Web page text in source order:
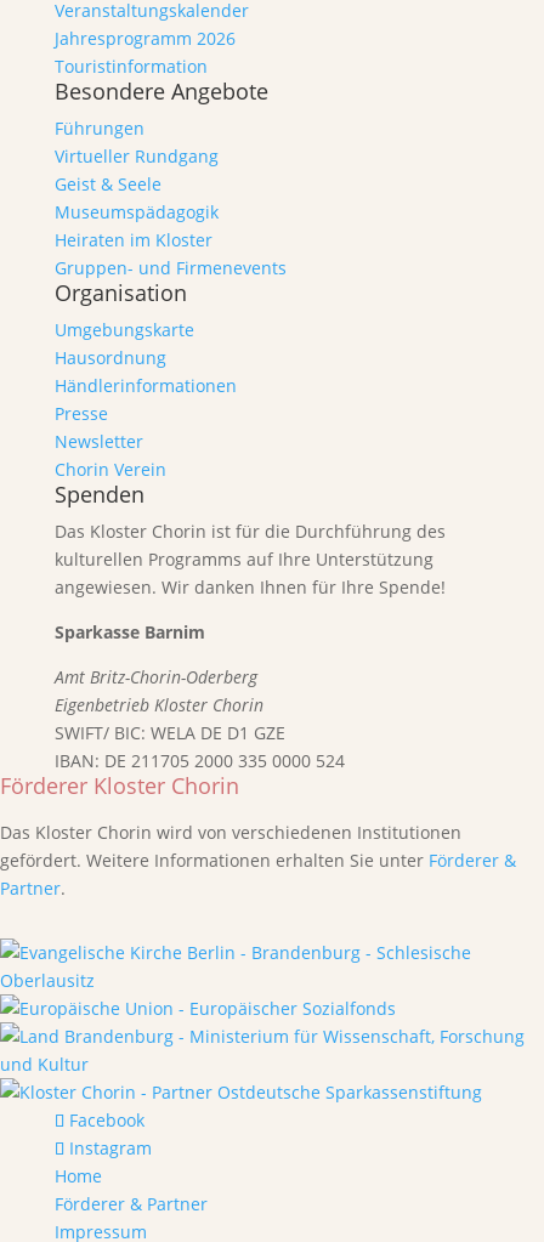
Veranstaltungskalender
Jahresprogramm 2026
Touristinformation
Besondere Angebote
Führungen
Virtueller Rundgang
Geist & Seele
Museumspädagogik
Heiraten im Kloster
Gruppen- und Firmenevents
Organisation
Umgebungskarte
Hausordnung
Händlerinformationen
Presse
Newsletter
Chorin Verein
Spenden
Das Kloster Chorin ist für die Durchführung des
kulturellen Programms auf Ihre Unterstützung
angewiesen. Wir danken Ihnen für Ihre Spende!
Sparkasse Barnim
Amt Britz-Chorin-Oderberg
Eigenbetrieb Kloster Chorin
SWIFT/ BIC: WELA DE D1 GZE
IBAN: DE 211705 2000 335 0000 524
Förderer Kloster Chorin
Das Kloster Chorin wird von verschiedenen Institutionen
gefördert. Weitere Informationen erhalten Sie unter Förderer &
Partner.
Facebook
Instagram
Home
Förderer & Partner
Impressum